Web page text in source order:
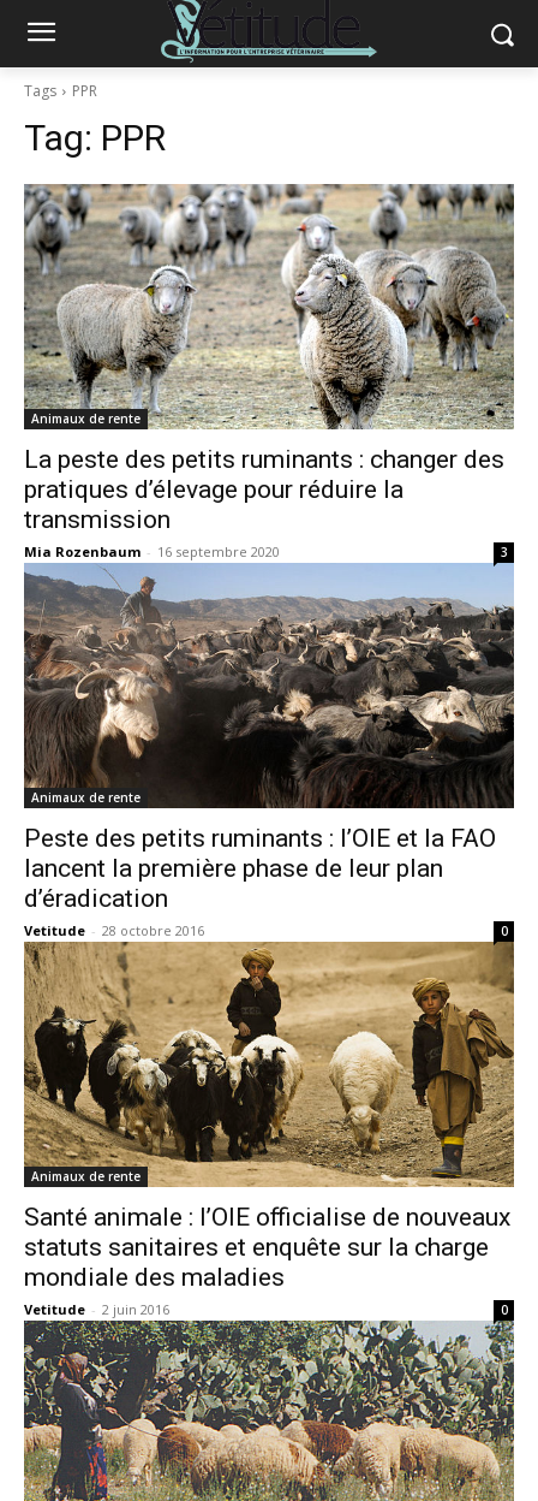
Tags PPR
Tag: PPR
Animaux de rente
La peste des petits ruminants : changer des
pratiques d’élevage pour réduire la
transmission
Mia Rozenbaum - 16 septembre 2020 3
Animaux de rente
Peste des petits ruminants : l’OIE et la FAO
lancent la première phase de leur plan
d’éradication
Vetitude - 28 octobre 2016 0
Animaux de rente
Santé animale : l’OIE officialise de nouveaux
statuts sanitaires et enquête sur la charge
mondiale des maladies
Vetitude - 2 juin 2016 0